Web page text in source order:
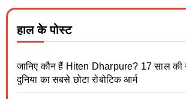
हाल के पोस्ट
जानिए कौन हैं Hiten Dharpure? 17 साल की
दुनिया का सबसे छोटा रोबोटिक आर्म